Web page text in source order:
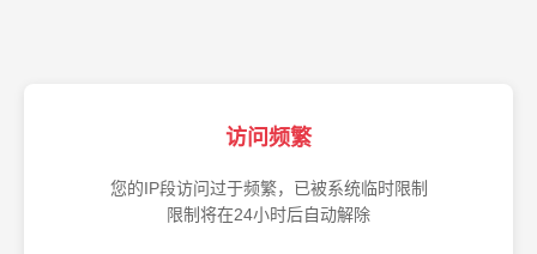
访问频繁
您的IP段访问过于频繁，已被系统临时限制
限制将在24小时后自动解除